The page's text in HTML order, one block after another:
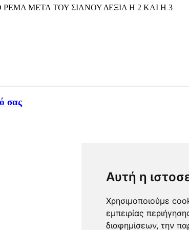
Αυτή η
Χρησιμοποιούμε
εμπειρίας
διαφημίσεων, την
ΜΕΤΑ ΤΟΥ ΣΙΑΝΟΥ ΔΕΞΙΑ Η 2 ΚΑΙ Η 3
σας